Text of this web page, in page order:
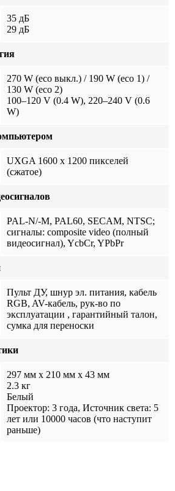
35 дБ
29 дБ
270 W (eco выкл.) / 190 W (eco 1) /
130 W (eco 2)
100–120 V (0.4 W), 220–240 V (0.6
W)
UXGA 1600 x 1200 пикселей
(сжатое)
PAL-N/-M, PAL60, SECAM, NTSC;
сигналы: composite video (полный
видеосигнал), YcbCr, YPbPr
Пульт ДУ, шнур эл. питания, кабель
RGB, AV-кабель, рук-во по
эксплуатации , гарантийный талон,
сумка для переноски
297 мм x 210 мм x 43 мм
2.3 кг
Белый
Проектор: 3 года, Источник света: 5
лет или 10000 часов (что наступит
раньше)